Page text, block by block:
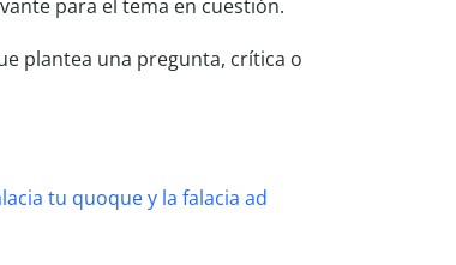
para el tema en cuestión.
plantea una pregunta, crítica o
tu quoque y la falacia ad